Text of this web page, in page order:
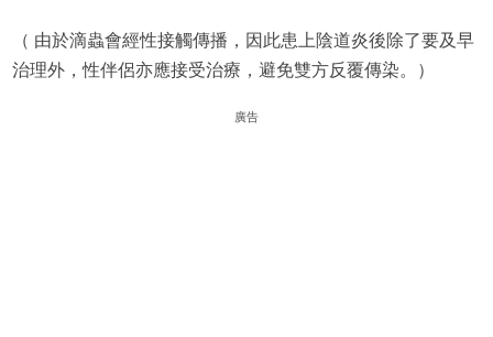
（ 由於滴蟲會經性接觸傳播，因此患上陰道炎後除了要及早
治理外，性伴侶亦應接受治療，避免雙方反覆傳染。）
廣告